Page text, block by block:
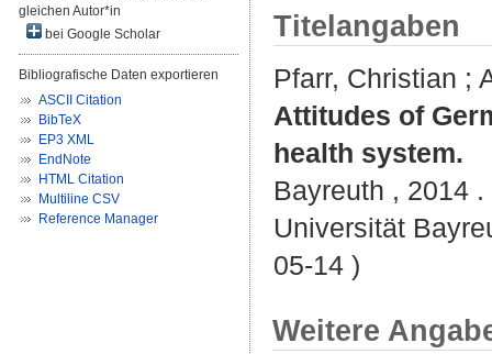
gleichen Autor*in
bei Google Scholar
Bibliografische Daten exportieren
ASCII Citation
BibTeX
EP3 XML
EndNote
HTML Citation
Multiline CSV
Reference Manager
Titelangaben
Pfarr, Christian ;
Attitudes of
health system.
Bayreuth , 2014
Universität
05-14 )
Weitere